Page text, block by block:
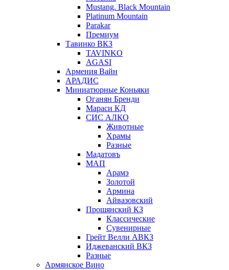
Mustang. Black Mountain
Platinum Mountain
Parakar
Премиум
Тавинко ВКЗ
TAVINKO
AGASI
Армения Вайн
АРАДИС
Миниатюрные Коньяки
Оганян Бренди
Мараси КД
СИС АЛКО
Животные
Храмы
Разные
Мадатовъ
МАП
Арамэ
Золотой
Армина
Айвазовский
Прошянский КЗ
Классические
Сувенирные
Грейт Велли АВКЗ
Иджеванский ВКЗ
Разные
Армянское Вино